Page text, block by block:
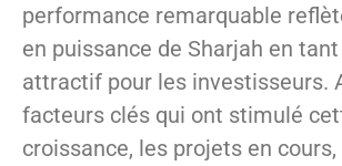
performance remarquable
en puissance de Sharjah en
attractif pour les investisseurs.
facteurs clés qui ont stimulé
croissance, les projets en